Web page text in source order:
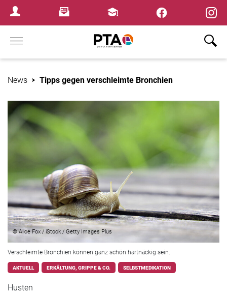
Login MenuNewsletterFortbildungen
Home
News Tipps gegen verschleimte Bronchien
© Alice Fox / iStock / Getty Images Plus
Verschleimte Bronchien können ganz schön hartnäckig sein.
AKTUELL ERKÄLTUNG, GRIPPE & CO. SELBSTMEDIKATION
Husten
×